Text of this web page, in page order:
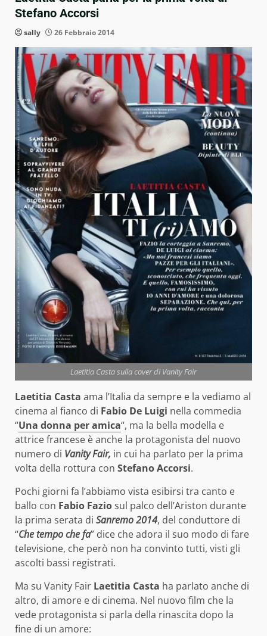
Stefano Accorsi
sally 26 Febbraio 2014
Laetitia Casta sulla cover di Vanity Fair
Laetitia Casta ama l’Italia da sempre e la vediamo al
cinema al fianco di Fabio De Luigi nella commedia
“Una donna per amica“, ma la bella modella e
attrice francese è anche la protagonista del nuovo
numero di Vanity Fair, in cui ha parlato per la prima
volta della rottura con Stefano Accorsi.
Pochi giorni fa l’abbiamo vista esibirsi tra canto e
ballo con Fabio Faziosul palco dell’Ariston durante
la prima serata di Sanremo 2014, del conduttore di
“Che tempo che fa” dice che adora il suo modo di fare
televisione, che però non ha convinto tutti, visti gli
ascolti bassi registrati.
Ma su Vanity Fair Laetitia Casta ha parlato anche di
altro, di amore e di cinema. Nel nuovo film che la
vede protagonista si parla della rinascita dopo la
fine di un amore: